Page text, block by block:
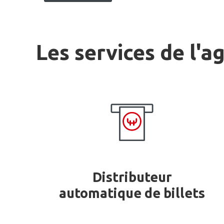
Les services de
Distributeur
automatique de billets